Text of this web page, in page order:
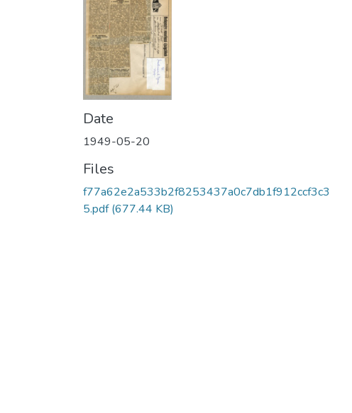
Date
1949-05-20
Files
f77a62e2a533b2f8253437a0c7db1f912ccf3c3
5.pdf(677.44 KB)